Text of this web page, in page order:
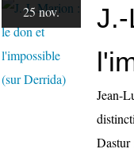
25 nov.
J.-
Jean-
Dastur